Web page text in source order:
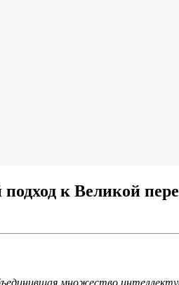
к Великой